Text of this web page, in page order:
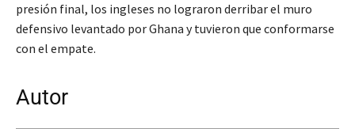
presión final, los ingleses no lograron derribar el muro
defensivo levantado por Ghana y tuvieron que conformarse
con el empate.
Autor